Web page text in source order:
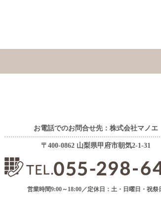
お電話でのお問合せ先：株式会社マノエ
〒400-0862 山梨県甲府市朝気2-1-31
営業時間9:00～18:00／定休日：土・日曜日・祝祭